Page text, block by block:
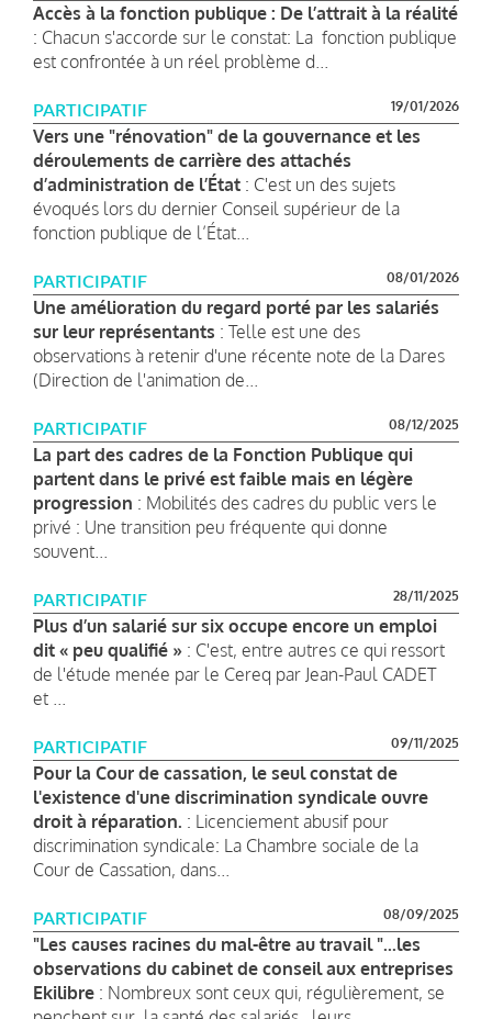
Accès à la fonction publique : De l’attrait à la réalité
: Chacun s'accorde sur le constat: La fonction publique
est confrontée à un réel problème d...
PARTICIPATIF 19/01/2026
Vers une "rénovation" de la gouvernance et les
déroulements de carrière des attachés
d’administration de l’État : C'est un des sujets
évoqués lors du dernier Conseil supérieur de la
fonction publique de l’État...
PARTICIPATIF 08/01/2026
Une amélioration du regard porté par les salariés
sur leur représentants : Telle est une des
observations à retenir d'une récente note de la Dares
(Direction de l'animation de...
PARTICIPATIF 08/12/2025
La part des cadres de la Fonction Publique qui
partent dans le privé est faible mais en légère
progression : Mobilités des cadres du public vers le
privé : Une transition peu fréquente qui donne
souvent...
PARTICIPATIF 28/11/2025
Plus d’un salarié sur six occupe encore un emploi
dit « peu qualifié » : C'est, entre autres ce qui ressort
de l'étude menée par le Cereq par Jean-Paul CADET
et ...
PARTICIPATIF 09/11/2025
Pour la Cour de cassation, le seul constat de
l'existence d'une discrimination syndicale ouvre
droit à réparation. : Licenciement abusif pour
discrimination syndicale: La Chambre sociale de la
Cour de Cassation, dans...
PARTICIPATIF 08/09/2025
"Les causes racines du mal-être au travail "...les
observations du cabinet de conseil aux entreprises
Ekilibre : Nombreux sont ceux qui, régulièrement, se